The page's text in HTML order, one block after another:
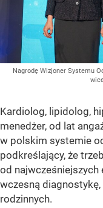
Nagrodę Wizjoner Systemu
Kardiolog, lipidolog,
menedżer, od lat
w polskim systemie
podkreślający, że
od najwcześniejszych
wczesną
rodzinnych.